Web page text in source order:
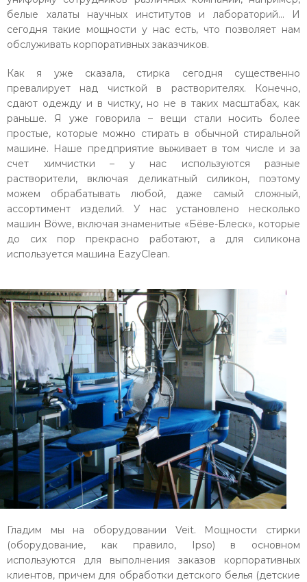
белые халаты научных институтов и лабораторий… И
сегодня такие мощности у нас есть, что позволяет нам
обслуживать корпоративных заказчиков.
Как я уже сказала, стирка сегодня существенно
превалирует над чисткой в растворителях. Конечно,
сдают одежду и в чистку, но не в таких масштабах, как
раньше. Я уже говорила – вещи стали носить более
простые, которые можно стирать в обычной стиральной
машине. Наше предприятие выживает в том числе и за
счет химчистки – у нас используются разные
растворители, включая деликатный силикон, поэтому
можем обрабатывать любой, даже самый сложный,
ассортимент изделий. У нас установлено несколько
машин Böwe, включая знаменитые «Бёве-Блеск», которые
до сих пор прекрасно работают, а для силикона
используется машина EazyClean.
Гладим мы на оборудовании Veit. Мощности стирки
(оборудование, как правило, Ipso) в основном
используются для выполнения заказов корпоративных
клиентов, причем для обработки детского белья (детские